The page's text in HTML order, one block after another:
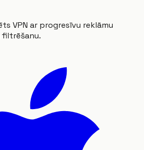
VPN ar progresīvu reklāmu
filtrēšanu.